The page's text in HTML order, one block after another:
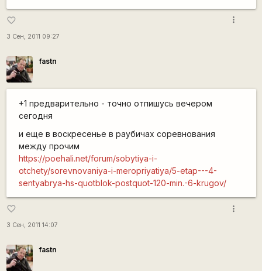
favorite_border
3 Сен, 2011 09:27
more_vert
fastn
+1 предварительно - точно отпишусь вечером
сегодня
и еще в воскресенье в раубичах соревнования
между прочим
https://poehali.net/forum/sobytiya-i-
otchety/sorevnovaniya-i-meropriyatiya/5-etap---4-
sentyabrya-hs-quotblok-postquot-120-min.-6-krugov/
favorite_border
3 Сен, 2011 14:07
more_vert
fastn